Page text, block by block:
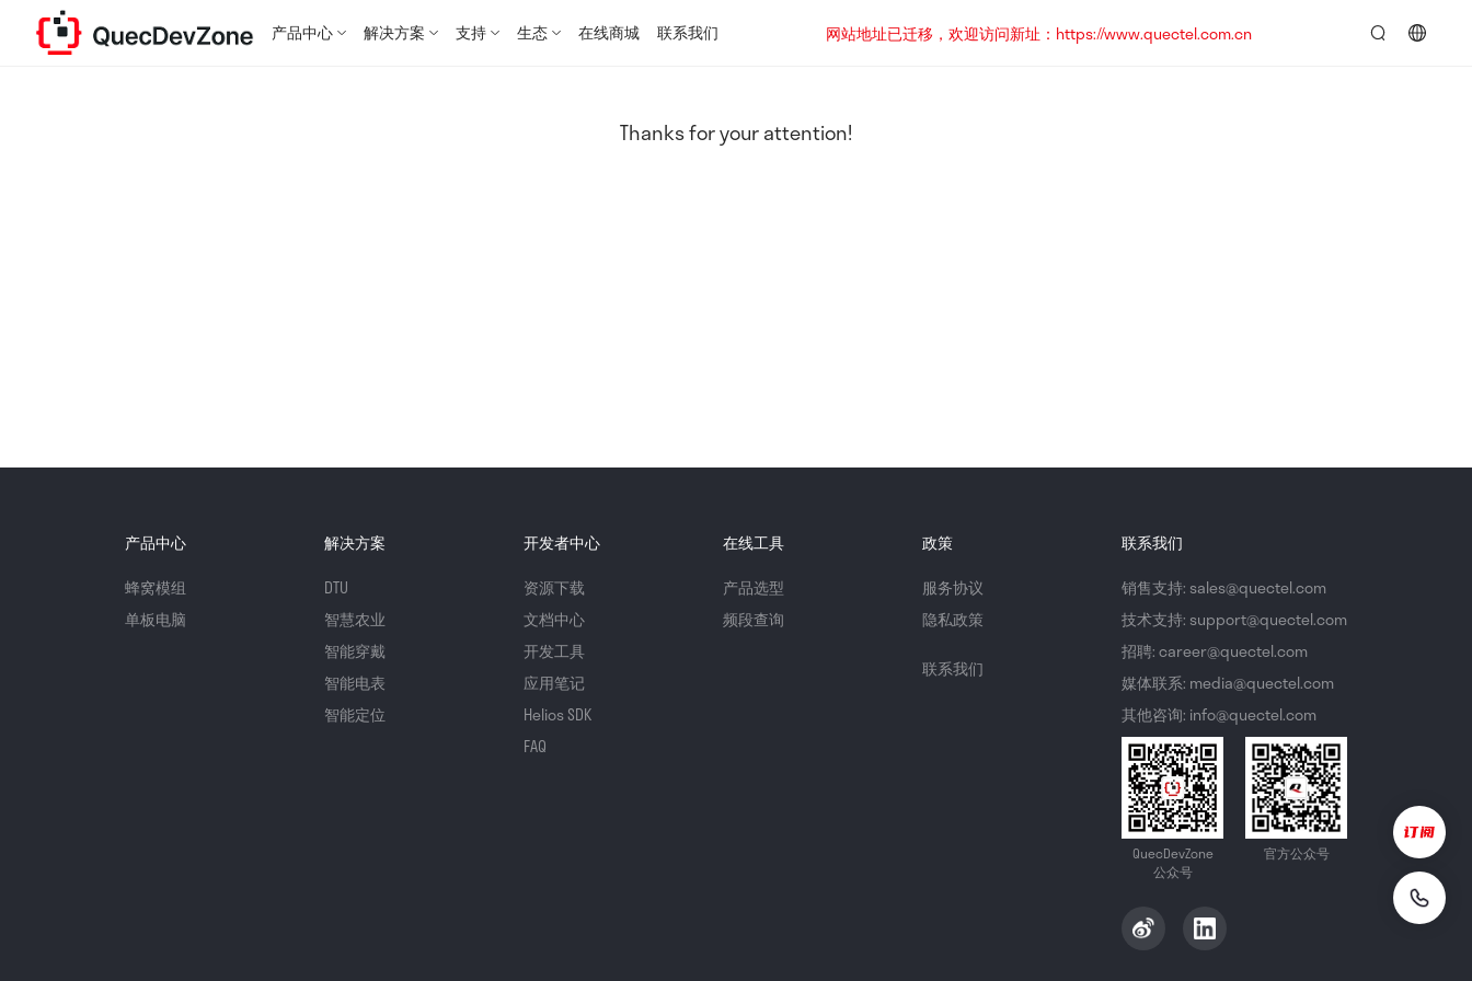
产品中心 解决方案 支持 生态 在线商城 联系我们
网站地址已迁移，欢迎访问新址：https://www.quectel.com.cn
Thanks for your attention!
产品中心
蜂窝模组
单板电脑
解决方案
DTU
智慧农业
智能穿戴
智能电表
智能定位
开发者中心
资源下载
文档中心
开发工具
应用笔记
Helios SDK
FAQ
在线工具
产品选型
频段查询
政策
服务协议
隐私政策
联系我们
联系我们
销售支持: sales@quectel.com
技术支持: support@quectel.com
招聘: career@quectel.com
媒体联系: media@quectel.com
其他咨询: info@quectel.com
QuecDevZone
公众号
官方公众号